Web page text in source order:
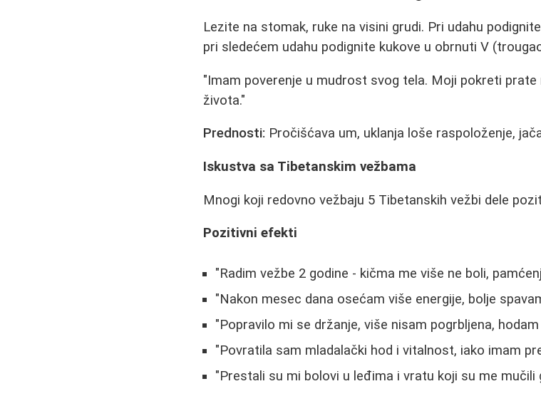
Lezite na stomak, ruke na visini grudi. Pri udahu
pri sledećem udahu podignite kukove u obrnuti V
"Imam poverenje u mudrost svog tela. Moji pokreti
života."
Prednosti: Pročišćava um, uklanja loše raspoloženje,
Iskustva sa Tibetanskim vežbama
Mnogi koji redovno vežbaju 5 Tibetanskih vežbi dele
Pozitivni efekti
"Radim vežbe 2 godine - kičma me više ne boli,
"Nakon mesec dana osećam više energije, bolje
"Popravilo mi se držanje, više nisam pogrbljena,
"Povratila sam mladalački hod i vitalnost, iako imam
"Prestali su mi bolovi u leđima i vratu koji su me mučili